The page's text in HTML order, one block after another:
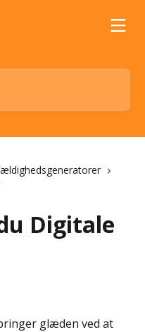
Digitale
glæden ved at